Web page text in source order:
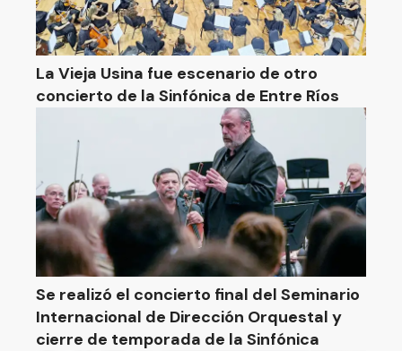
La Vieja Usina fue escenario de otro
concierto de la Sinfónica de Entre Ríos
Se realizó el concierto final del Seminario
Internacional de Dirección Orquestal y
cierre de temporada de la Sinfónica